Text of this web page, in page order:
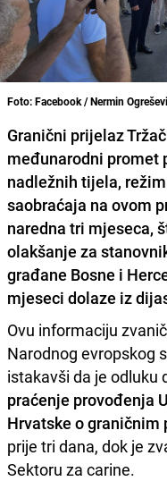
Foto: Facebook / Nermin
Granični prijelaz
međunarodni promet
nadležnih tijela,
saobraćaja na ovom
naredna tri mjeseca,
olakšanje za
građane Bosne i
mjeseci dolaze iz
Ovu informaciju
Narodnog evropskog
istakavši da je odluku
praćenje provođenja
Hrvatske o graničnim
prije tri dana, dok je
Sektoru za carine.